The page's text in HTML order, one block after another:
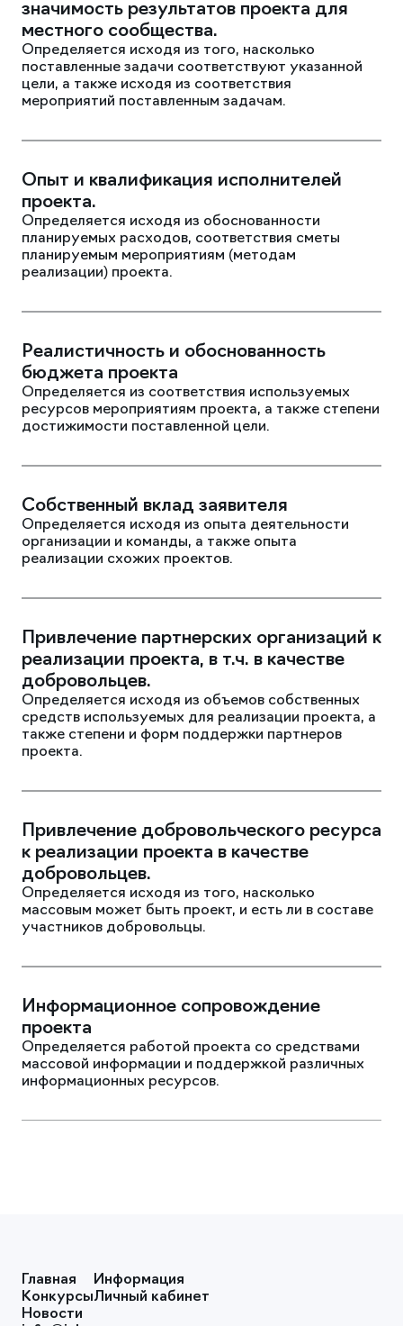
значимость результатов проекта для
местного сообщества.
Определяется исходя из того, насколько
поставленные задачи соответствуют указанной
цели, а также исходя из соответствия
мероприятий поставленным задачам.
Опыт и квалификация исполнителей
проекта.
Определяется исходя из обоснованности
планируемых расходов, соответствия сметы
планируемым мероприятиям (методам
реализации) проекта.
Реалистичность и обоснованность
бюджета проекта
Определяется из соответствия используемых
ресурсов мероприятиям проекта, а также степени
достижимости поставленной цели.
Собственный вклад заявителя
Определяется исходя из опыта деятельности
организации и команды, а также опыта
реализации схожих проектов.
Привлечение партнерских организаций к
реализации проекта, в т.ч. в качестве
добровольцев.
Определяется исходя из объемов собственных
средств используемых для реализации проекта, а
также степени и форм поддержки партнеров
проекта.
Привлечение добровольческого ресурса
к реализации проекта в качестве
добровольцев.
Определяется исходя из того, насколько
массовым может быть проект, и есть ли в составе
участников добровольцы.
Информационное сопровождение
проекта
Определяется работой проекта со средствами
массовой информации и поддержкой различных
информационных ресурсов.
Главная
Конкурсы
Новости
Информация
Личный кабинет